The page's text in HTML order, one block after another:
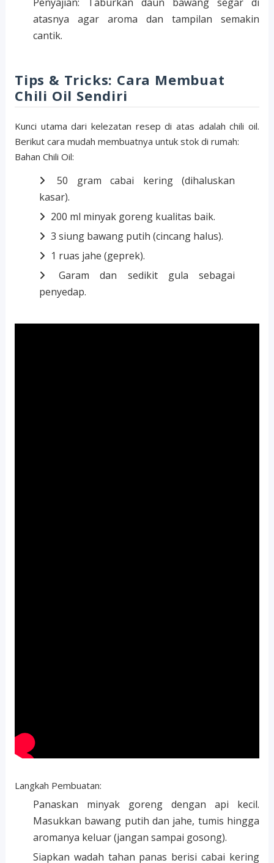
atasnya agar aroma dan tampilan semakin
cantik.
Tips & Tricks: Cara Membuat
Chili Oil Sendiri
Kunci utama dari kelezatan resep di atas adalah chili oil.
Berikut cara mudah membuatnya untuk stok di rumah:
Bahan Chili Oil:
50 gram cabai kering (dihaluskan
kasar).
200 ml minyak goreng kualitas baik.
3 siung bawang putih (cincang halus).
1 ruas jahe (geprek).
Garam dan sedikit gula sebagai
penyedap.
Langkah Pembuatan:
Panaskan minyak goreng dengan api kecil.
Masukkan bawang putih dan jahe, tumis hingga
aromanya keluar (jangan sampai gosong).
Siapkan wadah tahan panas berisi cabai kering